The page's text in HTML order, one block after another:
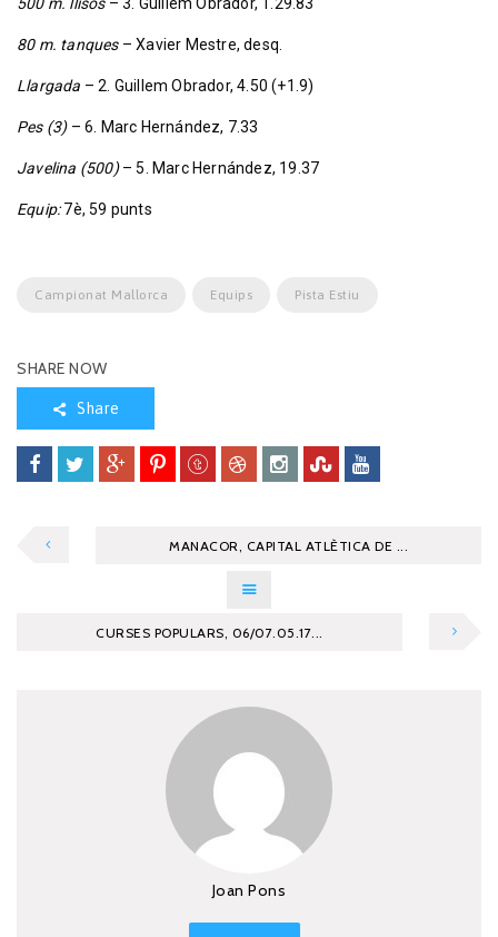
500 m. llisos– 3. Guillem Obrador, 1.29.83
80 m. tanques– Xavier Mestre, desq.
Llargada – 2. Guillem Obrador, 4.50 (+1.9)
Pes (3)– 6. Marc Hernández, 7.33
Javelina (500)– 5. Marc Hernández, 19.37
Equip:7è, 59 punts
Campionat Mallorca Equips Pista Estiu
SHARE NOW
Share
MANACOR, CAPITAL ATLÈTICA DE ...
CURSES POPULARS, 06/07.05.17...
Joan Pons